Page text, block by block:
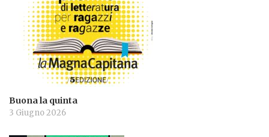
Buona la quinta
3 Giugno 2026